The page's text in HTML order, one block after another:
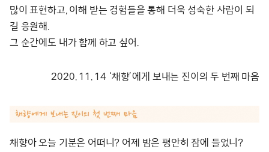
많이 표현하고, 이해 받는 경험들을 통해 더욱 성숙한 사람이 되
길 응원해.
그 순간에도 내가 함께 하고 싶어.
2020. 11. 14 ‘채향’에게 보내는 진이의 두 번째 마음
채향아 오늘 기분은 어떠니? 어제 밤은 평안히 잠에 들었니?